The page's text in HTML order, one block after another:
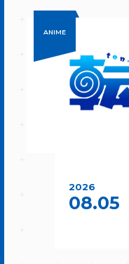
ANIME
2026
08.05